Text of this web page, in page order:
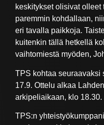
keskitykset olisivat olleet
paremmin kohdallaan,
eri tavalla paikkoja.
kuitenkin tällä hetkellä
vaihtomiestä myöden,
TPS kohtaa seuraavaksi
17.9. Ottelu alkaa
arkipeliaikaan, klo 18.30.
TPS:n yhteistyökumppani